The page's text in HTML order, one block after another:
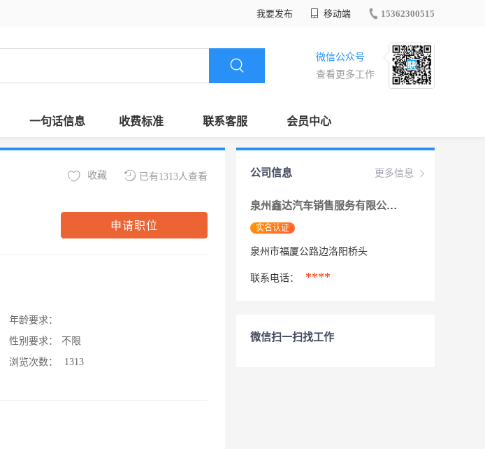
我要发布 移动端 15362300515
微信公众号
查看更多工作
一句话信息 收费标准 联系客服 会员中心
已有1313人查看
收藏
申请职位
年龄要求：
性别要求：
不限
浏览次数：
1313
更多信息
公司信息
泉州鑫达汽车销售服务有限公司
实名认证
泉州市福厦公路边洛阳桥头
联系电话： ****
微信扫一扫找工作